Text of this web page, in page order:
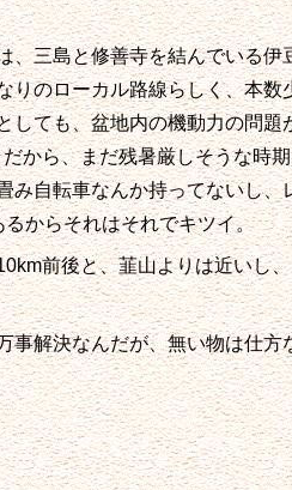
、三島と修善寺を結んでいる伊
りのローカル路線らしく、本
しても、盆地内の機動力の問題
から、まだ残暑厳しそうな時
み自転車なんか持ってないし
るからそれはそれでキツイ。
前後と、韮山よりは近いし
事解決なんだが、無い物は仕